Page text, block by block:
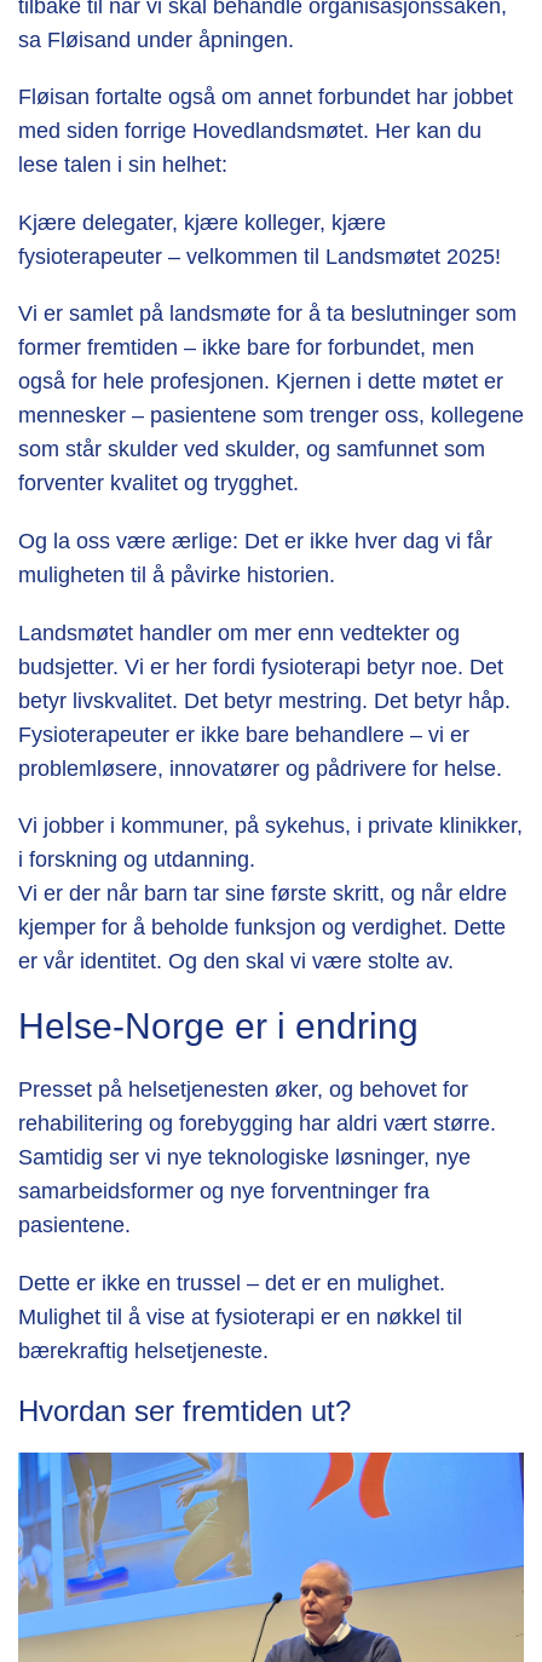
tilbake til når vi skal behandle organisasjonssaken,
sa Fløisand under åpningen.
Fløisan fortalte også om annet forbundet har jobbet
med siden forrige Hovedlandsmøtet. Her kan du
lese talen i sin helhet:
Kjære delegater, kjære kolleger, kjære
fysioterapeuter – velkommen til Landsmøtet 2025!
Vi er samlet på landsmøte for å ta beslutninger som
former fremtiden – ikke bare for forbundet, men
også for hele profesjonen. Kjernen i dette møtet er
mennesker – pasientene som trenger oss, kollegene
som står skulder ved skulder, og samfunnet som
forventer kvalitet og trygghet.
Og la oss være ærlige: Det er ikke hver dag vi får
muligheten til å påvirke historien.
Landsmøtet handler om mer enn vedtekter og
budsjetter. Vi er her fordi fysioterapi betyr noe. Det
betyr livskvalitet. Det betyr mestring. Det betyr håp.
Fysioterapeuter er ikke bare behandlere – vi er
problemløsere, innovatører og pådrivere for helse.
Vi jobber i kommuner, på sykehus, i private klinikker,
i forskning og utdanning.
Vi er der når barn tar sine første skritt, og når eldre
kjemper for å beholde funksjon og verdighet. Dette
er vår identitet. Og den skal vi være stolte av.
Helse-Norge er i endring
Presset på helsetjenesten øker, og behovet for
rehabilitering og forebygging har aldri vært større.
Samtidig ser vi nye teknologiske løsninger, nye
samarbeidsformer og nye forventninger fra
pasientene.
Dette er ikke en trussel – det er en mulighet.
Mulighet til å vise at fysioterapi er en nøkkel til
bærekraftig helsetjeneste.
Hvordan ser fremtiden ut?